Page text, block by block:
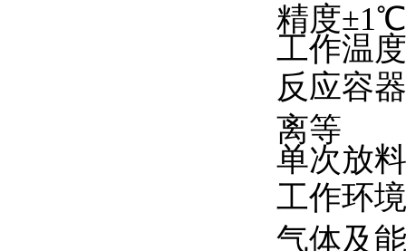
精度±1℃
工作温
反应容器
离等
单次放
工作环
气体及